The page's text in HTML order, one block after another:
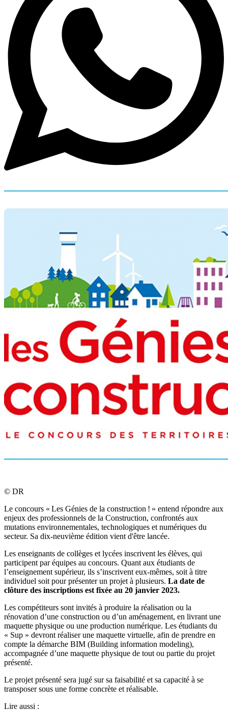
© DR
Le concours « Les Génies de la construction ! » entend répondre aux
enjeux des professionnels de la Construction, confrontés aux
mutations environnementales, technologiques et numériques du
secteur. Sa dix-neuvième édition vient d'être lancée.
Les enseignants de collèges et lycées inscrivent les élèves, qui
participent par équipes au concours. Quant aux étudiants de
l’enseignement supérieur, ils s’inscrivent eux-mêmes, soit à titre
individuel soit pour présenter un projet à plusieurs. La date de
clôture des inscriptions est fixée au 20 janvier 2023.
Les compétiteurs sont invités à produire la réalisation ou la
rénovation d’une construction ou d’un aménagement, en livrant une
maquette physique ou une production numérique. Les étudiants du
« Sup » devront réaliser une maquette virtuelle, afin de prendre en
compte la démarche BIM (Building information modeling),
accompagnée d’une maquette physique de tout ou partie du projet
présenté.
Le projet présenté sera jugé sur sa faisabilité et sa capacité à se
transposer sous une forme concrète et réalisable.
Lire aussi :